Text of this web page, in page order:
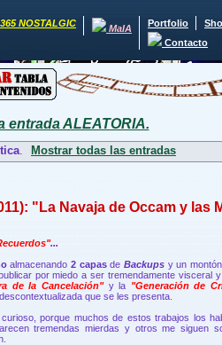
365 NOSTALGIC MaIA Portfolio
Contacto
entrada ALEATORIA.
. Mostrar todas las entradas
"La Navaja de Occam y las
...
almacenando 2 capasde Backups y un
por miedo a ser tremendamente visceral
de la Cancelación"y la "Generación de
que se les presenta.
porque muchos de estos trabajos los
tremendas mierdas y otros me siguen